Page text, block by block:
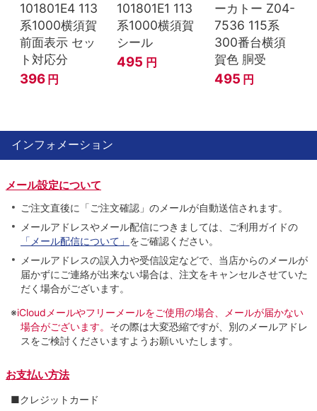
101801E4 113
系1000横須賀
前面表示 セッ
ト対応分
396 円
101801E1 113
系1000横須賀
シール
495 円
ーカトー Z04-
7536 115系
300番台横須
賀色 胴受
495 円
インフォメーション
メール設定について
ご注文直後に「ご注文確認」のメールが自動送信されます。
メールアドレスやメール配信につきましては、ご利用ガイドの
「メール配信について」 をご確認ください。
メールアドレスの誤入力や受信設定などで、当店からのメールが
届かずにご連絡が出来ない場合は、注文をキャンセルさせていた
だく場合がございます。
※iCloudメールやフリーメールをご使用の場合、メールが届かない
場合がございます。 その際は大変恐縮ですが、別のメールアドレ
スをご検討くださいますようお願いいたします。
お支払い方法
■クレジットカード